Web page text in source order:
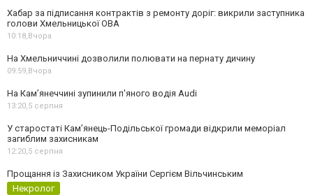
Хабар за підписання контрактів з ремонту доріг: викрили заступника
голови Хмельницької ОВА
10:18, Вчора
На Хмельниччині дозволили полювати на пернату дичину
09:59, Вчора
На Камʼянеччині зупинили п'яного водія Audi
13:20,5 серпня
У старостаті Кам’янець-Подільської громади відкрили меморіал
загиблим захисникам
12:20,5 серпня
Прощання із Захисником України Сергієм Вільчинським
Некролог